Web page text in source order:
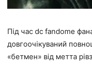
Під час dc fandome
довгоочікуваний
«бетмен» від метта